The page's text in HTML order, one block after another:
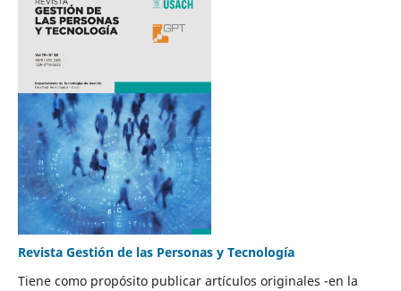
Revista Gestión de las Personas y Tecnología
Tiene como propósito publicar artículos originales -en la